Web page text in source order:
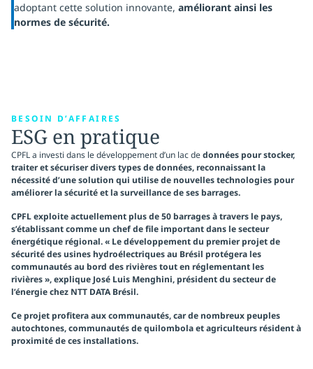
adoptant cette solution innovante, améliorant ainsi les
normes de sécurité.
BESOIN D’AFFAIRES
ESG en pratique
CPFL a investi dans le développement d’un lac dedonnées pour stocker,
traiter et sécuriser divers types de données, reconnaissant la
nécessité d’une solution qui utilise de nouvelles technologies pour
améliorer la sécurité et la surveillance de ses barrages.
CPFL exploite actuellement plus de 50 barrages à travers le pays,
s’établissant comme un chef de file important dans le secteur
énergétique régional. « Le développement du premier projet de
sécurité des usines hydroélectriques au Brésil protégera les
communautésau bord des rivières tout en réglementant les
rivières », explique José Luis Menghini, président du secteur de
l’énergie chez NTT DATA Brésil.
Ce projetprofitera aux communautés, car de nombreux peuples
autochtones, communautés de quilombola et agriculteurs résident à
proximité de ces installations.